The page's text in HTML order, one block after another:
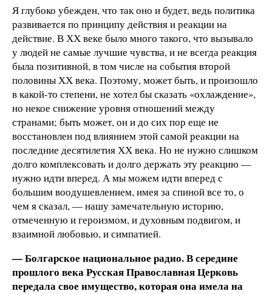
Я глубоко убежден, что так оно и будет, ведь политика
развивается по принципу действия и реакции на
действие. В ХХ веке было много такого, что вызывало
у людей не самые лучшие чувства, и не всегда реакция
была позитивной, в том числе на события второй
половины ХХ века. Поэтому, может быть, и произошло
в какой-то степени, не хотел бы сказать «охлаждение»,
но некое снижение уровня отношений между
странами; быть может, он и до сих пор еще не
восстановлен под влиянием этой самой реакции на
последние десятилетия ХХ века. Но не нужно слишком
долго комплексовать и долго держать эту реакцию —
нужно идти вперед. А мы можем идти вперед с
большим воодушевлением, имея за спиной все то, о
чем я сказал, — нашу замечательную историю,
отмеченную и героизмом, и духовным подвигом, и
взаимной любовью, и симпатией.
— Болгарское национальное радио. В середине
прошлого века Русская Православная Церковь
передала свое имущество, которая она имела на